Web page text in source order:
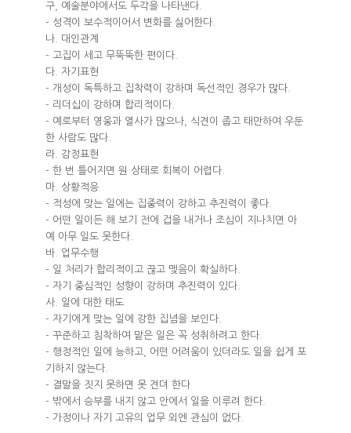
구, 예술분야에서도 두각을 나타낸다.
- 성격이 보수적이어서 변화를 싫어한다.
나. 대인관계
- 고집이 세고 무뚝뚝한 편이다.
다. 자기표현
- 개성이 독특하고 집착력이 강하며 독선적인 경우가 많다.
- 리더십이 강하며 합리적이다.
- 예로부터 영웅과 열사가 많으나, 식견이 좁고 태만하여 우둔
한 사람도 많다.
라. 감정표현
- 한 번 틀어지면 원 상태로 회복이 어렵다.
마. 상황적응
- 적성에 맞는 일에는 집중력이 강하고 추진력이 좋다.
- 어떤 일이든 해 보기 전에 겁을 내거나 조심이 지나치면 아
예 아무 일도 못한다.
바. 업무수행
- 일 처리가 합리적이고 끊고 맺음이 확실하다.
- 자기 중심적인 성향이 강하며 추진력이 있다.
사. 일에 대한 태도
- 자기에게 맞는 일에 강한 집념을 보인다.
- 꾸준하고 침착하여 맡은 일은 꼭 성취하려고 한다.
- 행정적인 일에 능하고, 어떤 어려움이 있더라도 일을 쉽게 포
기하지 않는다.
- 결말을 짓지 못하면 못 견뎌 한다
- 밖에서 승부를 내지 않고 안에서 일을 이루려 한다.
- 가정이나 자기 고유의 업무 외엔 관심이 없다.